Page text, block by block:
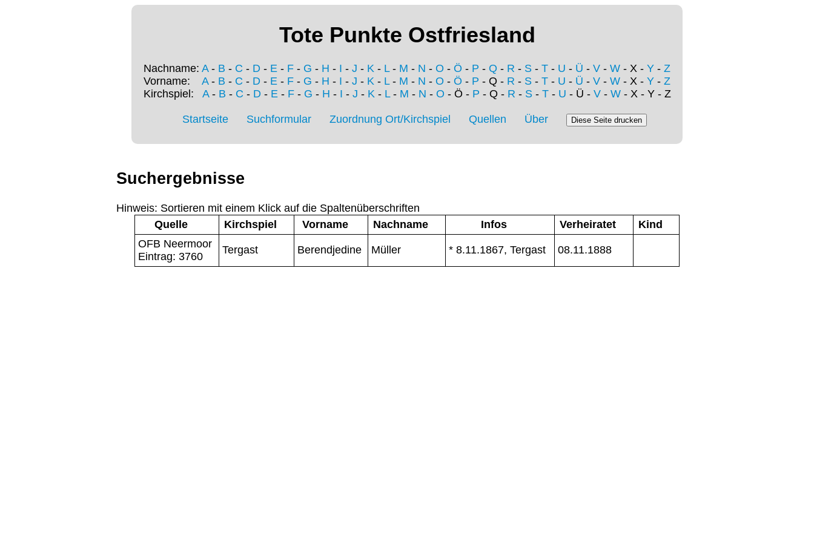
Tote Punkte Ostfriesland
Nachname: A- B - C - D - E - F - G - H - I - J - K - L- M - N - O - Ö - P - Q - R - S - T - U - Ü - V - W - X - Y - Z
Vorname: A- B - C - D - E - F - G - H - I - J - K - L- M - N - O - Ö - P - Q - R - S - T - U - Ü - V - W - X - Y - Z
Kirchspiel: A- B - C - D- E- F- G - H - I - J - K- L- M - N - O - Ö - P - Q - R - S- T- U - Ü - V- W- X - Y - Z
Startseite Suchformular Zuordnung Ort/Kirchspiel Quellen Über
Suchergebnisse
Hinweis: Sortieren mit einem Klick auf die Spaltenüberschriften
Quelle
Kirchspiel Vorname Nachname Infos Verheiratet
Kind
OFB Neermoor
Eintrag: 3760
Tergast Berendjedine Müller * 8.11.1867, Tergast 08.11.1888